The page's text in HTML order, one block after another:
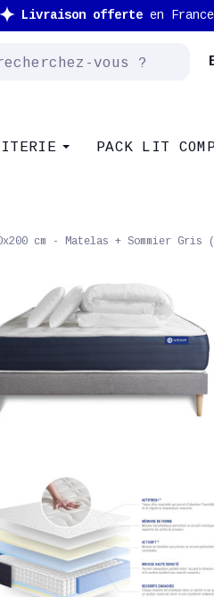
client : -10%
PACK LIT
cm - Matelas + Sommier